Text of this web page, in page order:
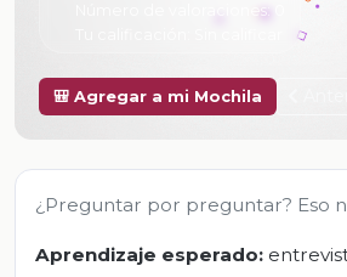
Número de valoraciones:
🎒 Agregar a mi Mochila
¿Preguntar por preguntar? Eso
Aprendizaje esperado: